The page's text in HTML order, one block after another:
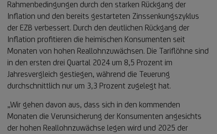
Rahmenbedingungen durch den starken Rückgang der
Inflation und den bereits gestarteten Zinssenkungszyklus
der EZB verbessert. Durch den deutlichen Rückgang der
Inflation profitieren die heimischen Konsumenten seit
Monaten von hohen Reallohnzuwächsen. Die Tariflöhne sind
in den ersten drei Quartal 2024 um 8,5 Prozent im
Jahresvergleich gestiegen, während die Teuerung
durchschnittlich nur um 3,3 Prozent zugelegt hat.
„Wir gehen davon aus, dass sich in den kommenden
Monaten die Verunsicherung der Konsumenten angesichts
der hohen Reallohnzuwächse legen wird und 2025 der